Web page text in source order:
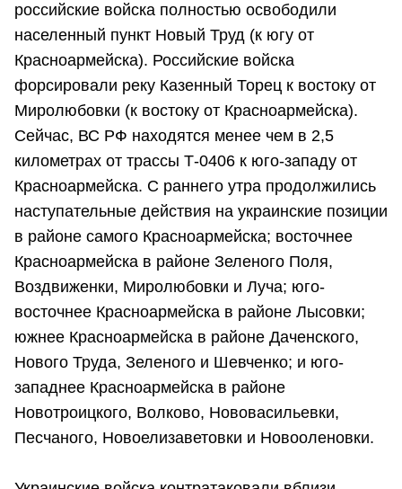
российские войска полностью освободили
населенный пункт Новый Труд (к югу от
Красноармейска). Российские войска
форсировали реку Казенный Торец к востоку от
Миролюбовки (к востоку от Красноармейска).
Сейчас, ВС РФ находятся менее чем в 2,5
километрах от трассы Т-0406 к юго-западу от
Красноармейска. С раннего утра продолжились
наступательные действия на украинские позиции
в районе самого Красноармейска; восточнее
Красноармейска в районе Зеленого Поля,
Воздвиженки, Миролюбовки и Луча; юго-
восточнее Красноармейска в районе Лысовки;
южнее Красноармейска в районе Даченского,
Нового Труда, Зеленого и Шевченко; и юго-
западнее Красноармейска в районе
Новотроицкого, Волково, Нововасильевки,
Песчаного, Новоелизаветовки и Новооленовки.